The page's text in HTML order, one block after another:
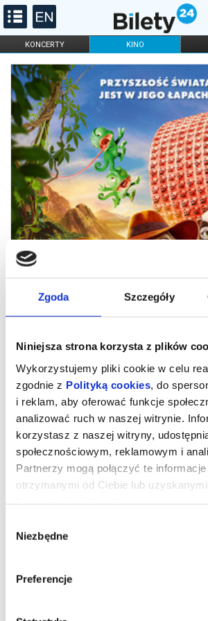
Zgoda Szczegóły
Niniejsza strona korzysta z plików
Wykorzystujemy pliki cookie w celu
zgodnie z Polityką cookies , do
i reklam, aby oferować funkcje
analizować ruch w naszej witrynie.
korzystasz z naszej witryny,
społecznościowym, reklamowym i
Partnerzy mogą połączyć te
otrzymanymi od Ciebie lub
zgody
Niezbędne
Preferencje
KONCERTY KINO
FILHARMONIA OPERA I BALET
DLA DZIECI
ONLINE
Kurozając i świątynia
ma siostrę, a cały gatunek kurozająców
wyrusza w ryzykowną podróż do legendarnej
Tylko ukryta tam moc może odmienić ich los.
sam: towarzyszą mu wierni przyjaciele —